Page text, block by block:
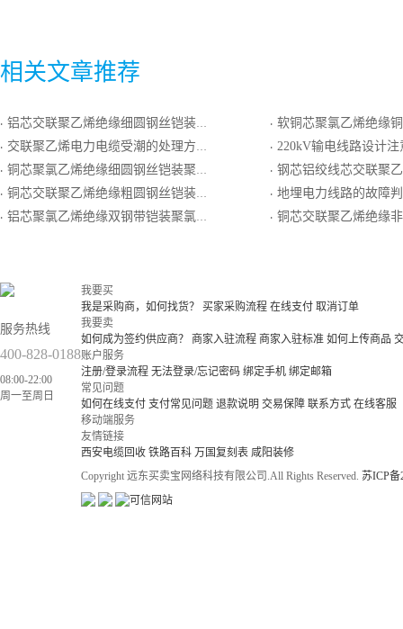
相关文章推荐
· 铝芯交联聚乙烯绝缘细圆钢丝铠装聚乙烯护套电力电缆
· 交联聚乙烯电力电缆受潮的处理方法
· 铜芯聚氯乙烯绝缘细圆钢丝铠装聚氯乙烯护套电力电缆
· 铜芯交联聚乙烯绝缘粗圆钢丝铠装聚氯乙烯护套电力电缆
· 铝芯聚氯乙烯绝缘双钢带铠装聚氯乙烯护套电力电缆
· 软铜芯聚氯乙烯绝缘铜丝编织屏蔽聚
· 220kV输电线路设计注
· 钢芯铝绞线芯交联聚乙烯
· 地埋电力线路的故障
· 铜芯交联聚乙烯绝缘非磁性金属带铠
服务热线
400-828-0188
08:00-22:00
周一至周日
我要买
我是采购商，如何找货？
买家采购流程 在线支付 取消订单
我要卖
如何成为签约供应商？
商家入驻流程 商家入驻标准 如何上传商品
账户服务
注册/登录流程 无法登录/忘记密码 绑定手机 绑定邮箱
常见问题
如何在线支付 支付常见问题 退款说明 交易保障 联系方式 在线客服
移动端服务
友情链接
西安电缆回收 铁路百科 万国复刻表 咸阳装修
Copyright 远东买卖宝网络科技有限公司.All Rights Reserved. 苏ICP备